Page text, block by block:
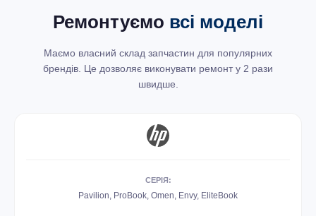
Ремонтуємо всі моделі
Маємо власний склад запчастин для популярних
брендів. Це дозволяє виконувати ремонт у 2 рази
швидше.
СЕРІЯ:
Pavilion, ProBook, Omen, Envy, EliteBook